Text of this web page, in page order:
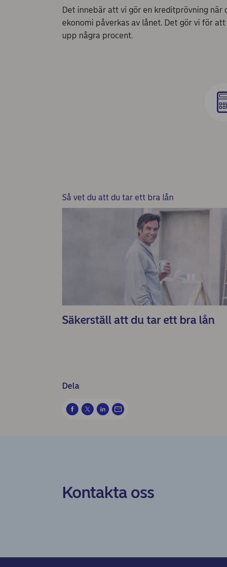
Det innebär att vi gör en kreditprövning när
ekonomi påverkas av lånet. Det gör vi för
upp några procent.
Så vet du att du tar ett bra lån
Säkerställ att du tar ett bra lån
Dela
Kontakta oss